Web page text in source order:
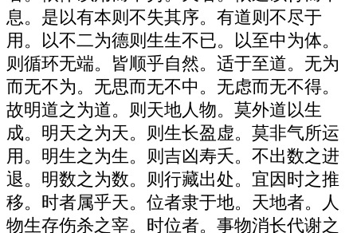
息。是以有本则不失其序。有道则不尽于
用。以不二为德则生生不已。以至中为体。
则循环无端。皆顺乎自然。适于至道。无为
而无不为。无思而无不中。无虑而无不得。
故明道之为道。则天地人物。莫外道以生
成。明天之为天。则生长盈虚。莫非气所运
用。明生之为生。则吉凶寿夭。不出数之进
退。明数之为数。则行藏出处。宜因时之推
移。时者属乎天。位者隶于地。天地者。人
物生存伤杀之宰。时位者。事物消长代谢之